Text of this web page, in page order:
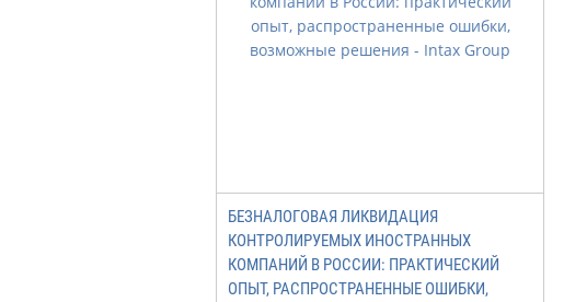
БЕЗНАЛОГОВАЯ ЛИКВИДАЦИЯ
КОНТРОЛИРУЕМЫХ ИНОСТРАННЫХ
КОМПАНИЙ В РОССИИ: ПРАКТИЧЕСКИЙ
ОПЫТ, РАСПРОСТРАНЕННЫЕ ОШИБКИ,